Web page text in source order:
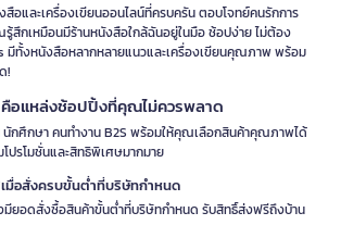
สือและเครื่องเขียนออนไลน์ที่ครบครัน ตอบโจทย์คนรักการ
รู้สึกเหมือนมีร้านหนังสือใกล้ฉันอยู่ในมือ ช้อปง่าย ไม่ต้อง
มีทั้งหนังสือหลากหลายแนวและเครื่องเขียนคุณภาพ พร้อม
!
คือแหล่งช้อปปิ้งที่คุณไม่ควรพลาด
นักศึกษา คนทำงาน B2S พร้อมให้คุณเลือกสินค้าคุณภาพได้
ปรโมชั่นและสิทธิพิเศษมากมาย
มื่อสั่งครบขั้นต่ำที่บริษัทกำหนด
มียอดสั่งซื้อสินค้าขั้นต่ำที่บริษัทกำหนด รับสิทธิ์ส่งฟรีถึงบ้าน